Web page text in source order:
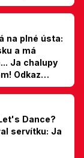
na plné ústa:
a má
Ja chalupy
Odkaz
Dance?
servítku: Ja